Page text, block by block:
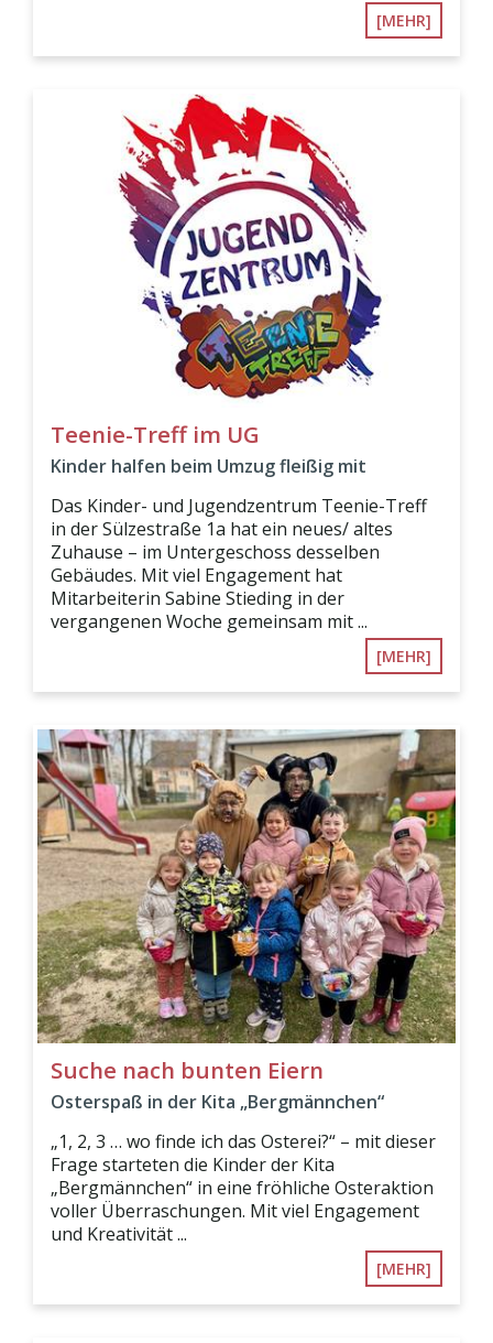
[MEHR]
Teenie-Treff im UG
Kinder halfen beim Umzug fleißig mit
Das Kinder- und Jugendzentrum Teenie-Treff
in der Sülzestraße 1a hat ein neues/ altes
Zuhause – im Untergeschoss desselben
Gebäudes. Mit viel Engagement hat
Mitarbeiterin Sabine Stieding in der
vergangenen Woche gemeinsam mit ...
[MEHR]
Suche nach bunten Eiern
Osterspaß in der Kita „Bergmännchen“
„1, 2, 3 … wo finde ich das Osterei?“ – mit dieser
Frage starteten die Kinder der Kita
„Bergmännchen“ in eine fröhliche Osteraktion
voller Überraschungen. Mit viel Engagement
und Kreativität ...
[MEHR]